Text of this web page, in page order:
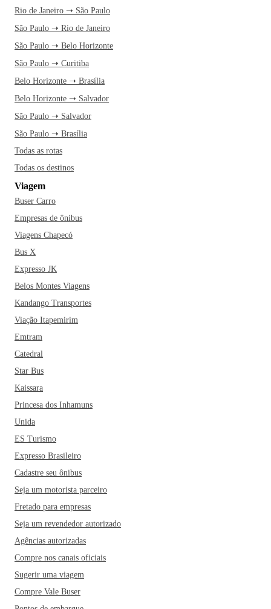
Rio de Janeiro ➝ São Paulo
São Paulo ➝ Rio de Janeiro
São Paulo ➝ Belo Horizonte
São Paulo ➝ Curitiba
Belo Horizonte ➝ Brasília
Belo Horizonte ➝ Salvador
São Paulo ➝ Salvador
São Paulo ➝ Brasília
Todas as rotas
Todas os destinos
Viagem
Buser Carro
Empresas de ônibus
Viagens Chapecó
Bus X
Expresso JK
Belos Montes Viagens
Kandango Transportes
Viação Itapemirim
Emtram
Catedral
Star Bus
Kaissara
Princesa dos Inhamuns
Unida
ES Turismo
Expresso Brasileiro
Cadastre seu ônibus
Seja um motorista parceiro
Fretado para empresas
Seja um revendedor autorizado
Agências autorizadas
Compre nos canais oficiais
Sugerir uma viagem
Compre Vale Buser